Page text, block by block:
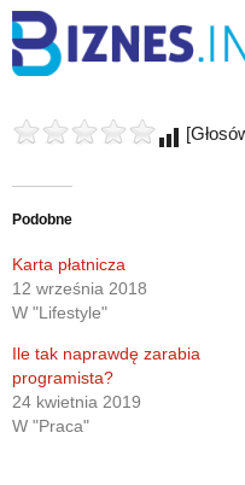
Podobne
Karta płatnicza
12 września 2018
W "Lifestyle"
Ile tak naprawdę zarabia
programista?
24 kwietnia 2019
W "Praca"